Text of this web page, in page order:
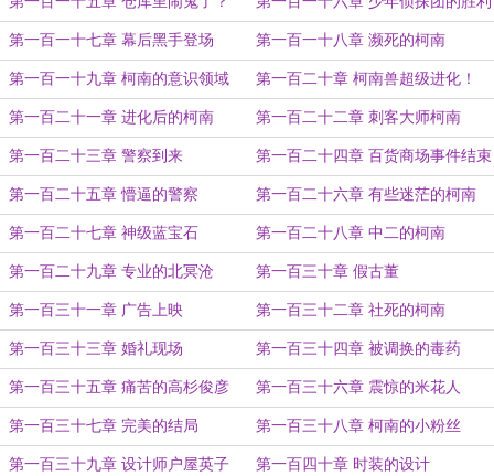
第一百一十七章 幕后黑手登场 第一百一十八章 濒死的柯南
第一百一十九章 柯南的意识领域 第一百二十章 柯南兽超级进化！
第一百二十一章 进化后的柯南 第一百二十二章 刺客大师柯南
第一百二十三章 警察到来 第一百二十四章 百货商场事件结束
第一百二十五章 懵逼的警察 第一百二十六章 有些迷茫的柯南
第一百二十七章 神级蓝宝石 第一百二十八章 中二的柯南
第一百二十九章 专业的北冥沧 第一百三十章 假古董
第一百三十一章 广告上映 第一百三十二章 社死的柯南
第一百三十三章 婚礼现场 第一百三十四章 被调换的毒药
第一百三十五章 痛苦的高杉俊彦 第一百三十六章 震惊的米花人
第一百三十七章 完美的结局 第一百三十八章 柯南的小粉丝
第一百三十九章 设计师户屋英子 第一百四十章 时装的设计